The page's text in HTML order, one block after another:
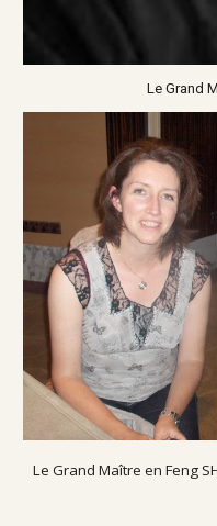
Le Grand
Le Grand Maître en Feng